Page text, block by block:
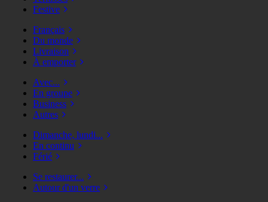
Festive
Français
Du monde
Livraison
À emporter
Avec...
En groupe
Business
Autres
Dimanche, lundi...
En continu
Férié
Se restaurer...
Autour d'un verre